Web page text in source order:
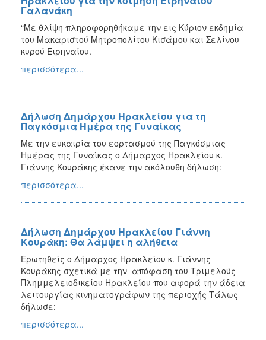
Γαλανάκη
“Με θλίψη πληροφορηθήκαμε την εις Κύριον εκδημία
του Μακαριστού Μητροπολίτου Κισάμου και Σελίνου
κυρού Ειρηναίου.
περισσότερα...
Δήλωση Δημάρχου Ηρακλείου για τη
Παγκόσμια Ημέρα της Γυναίκας
Με την ευκαιρία του εορτασμού της Παγκόσμιας
Ημέρας της Γυναίκας ο Δήμαρχος Ηρακλείου κ.
Γιάννης Κουράκης έκανε την ακόλουθη δήλωση:
περισσότερα...
Δήλωση Δημάρχου Ηρακλείου Γιάννη
Κουράκη: Θα λάμψει η αλήθεια
Ερωτηθείς ο Δήμαρχος Ηρακλείου κ. Γιάννης
Κουράκης σχετικά με την απόφαση του Τριμελούς
Πλημμελειοδικείου Ηρακλείου που αφορά την άδεια
λειτουργίας κινηματογράφων της περιοχής Τάλως
δήλωσε:
περισσότερα...